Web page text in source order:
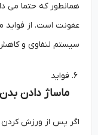
همانطور که حتما می دانید
عفونت است. از فواید
سیستم لنفاوی و کاهش
فواید
ماساژ دادن بدن
اگر پس از ورزش کردن